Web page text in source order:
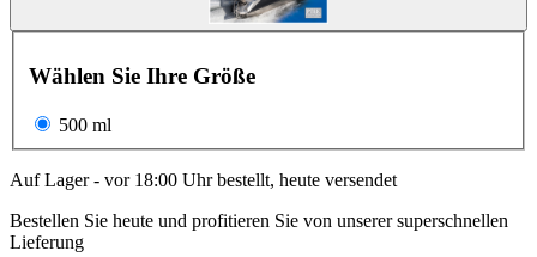
Wählen Sie Ihre Größe
500 ml
Auf Lager - vor 18:00 Uhr bestellt, heute versendet
Bestellen Sie heute und profitieren Sie von unserer superschnellen
Lieferung